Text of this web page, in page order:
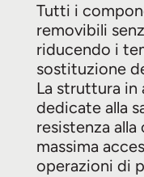
Tutti i
removibili
riducendo i
sostituzione
La struttura
dedicate alla
resistenza
massima
operazioni di